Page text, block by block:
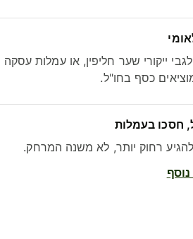
ייקורי שער חליפין, או עמלות עסקה
כסף בחו"ל.
בעמלות
רחוק יותר, לא משנה המרחק.